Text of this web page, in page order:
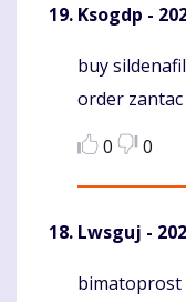
Ksogdp -
Komentaras
buy
order
0
0
Lwsguj -
Komentaras
bimatoprost